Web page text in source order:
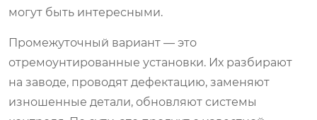
могут быть интересными.
Промежуточный вариант — это
отремоунтированные установки. Их разбирают
на заводе, проводят дефектацию, заменяют
изношенные детали, обновляют системы